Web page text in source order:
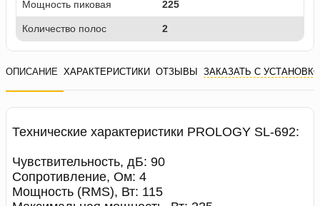
Мощность пиковая 225
Количество полос 2
ОПИСАНИЕ ХАРАКТЕРИСТИКИ ОТЗЫВЫ ЗАКАЗАТЬ С
Технические характеристики PROLOGY SL-692:
Чувствительность, дБ: 90
Сопротивление, Ом: 4
Мощность (RMS), Вт: 115